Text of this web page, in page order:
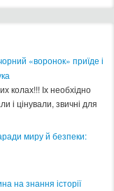
«воронок» приїде і
колах!!! Іх необхідно
і цінували, звичні для
миру й безпеки:
на знання історії